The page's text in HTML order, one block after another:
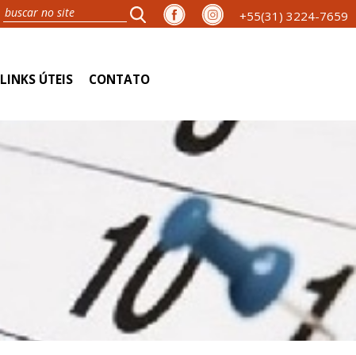
+55(31) 3224-7659
LINKS ÚTEIS CONTATO